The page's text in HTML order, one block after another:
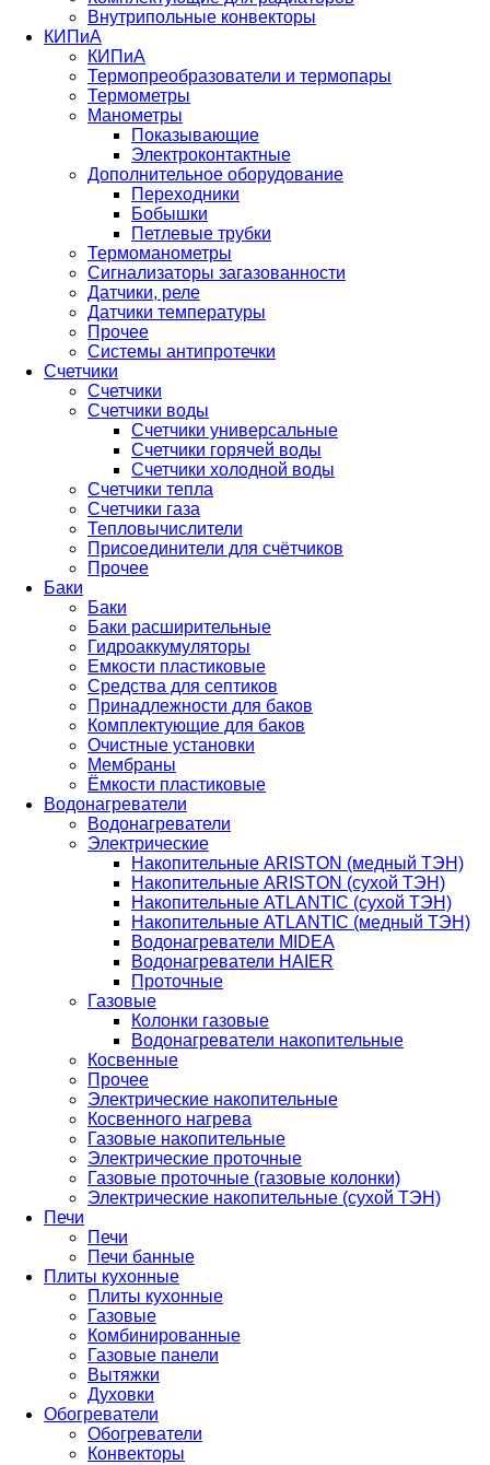
Внутрипольные конвекторы
КИПиА
КИПиА
Термопреобразователи и термопары
Термометры
Манометры
Показывающие
Электроконтактные
Дополнительное оборудование
Переходники
Бобышки
Петлевые трубки
Термоманометры
Сигнализаторы загазованности
Датчики, реле
Датчики температуры
Прочее
Системы антипротечки
Счетчики
Счетчики
Счетчики воды
Счетчики универсальные
Счетчики горячей воды
Счетчики холодной воды
Счетчики тепла
Счетчики газа
Тепловычислители
Присоединители для счётчиков
Прочее
Баки
Баки
Баки расширительные
Гидроаккумуляторы
Емкости пластиковые
Средства для септиков
Принадлежности для баков
Комплектующие для баков
Очистные установки
Мембраны
Ёмкости пластиковые
Водонагреватели
Водонагреватели
Электрические
Накопительные ARISTON (медный ТЭН)
Накопительные ARISTON (сухой ТЭН)
Накопительные ATLANTIC (сухой ТЭН)
Накопительные ATLANTIC (медный ТЭН)
Водонагреватели MIDEA
Водонагреватели HAIER
Проточные
Газовые
Колонки газовые
Водонагреватели накопительные
Косвенные
Прочее
Электрические накопительные
Косвенного нагрева
Газовые накопительные
Электрические проточные
Газовые проточные (газовые колонки)
Электрические накопительные (сухой ТЭН)
Печи
Печи
Печи банные
Плиты кухонные
Плиты кухонные
Газовые
Комбинированные
Газовые панели
Вытяжки
Духовки
Обогреватели
Обогреватели
Конвекторы